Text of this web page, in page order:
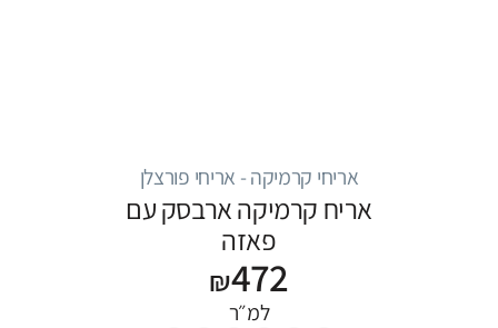
אריחי קרמיקה - אריחי פורצלן
אריח קרמיקה ארבסק עם
פאזה
₪472
למ״ר